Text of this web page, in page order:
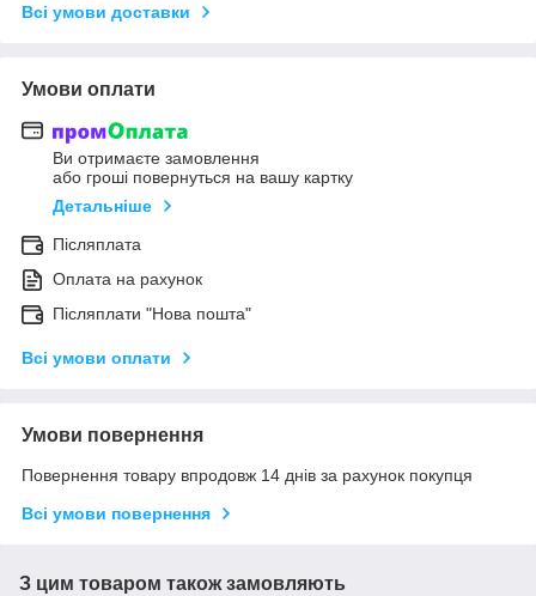
Всі умови доставки
Умови оплати
Ви отримаєте замовлення
або гроші повернуться на вашу картку
Детальніше
Післяплата
Оплата на рахунок
Післяплати "Нова пошта"
Всі умови оплати
Умови повернення
Повернення товару впродовж 14 днів за рахунок покупця
Всі умови повернення
З цим товаром також замовляють